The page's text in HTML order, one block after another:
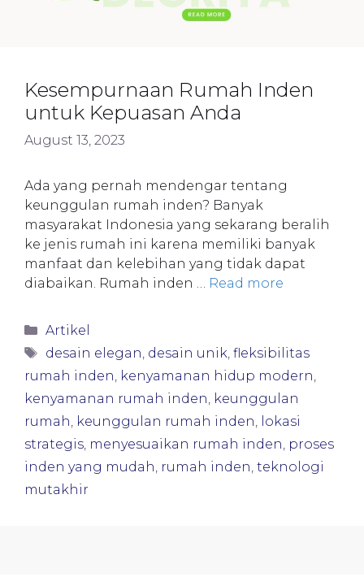
Kesempurnaan Rumah Inden
untuk Kepuasan Anda
August 13, 2023
Ada yang pernah mendengar tentang
keunggulan rumah inden? Banyak
masyarakat Indonesia yang sekarang beralih
ke jenis rumah ini karena memiliki banyak
manfaat dan kelebihan yang tidak dapat
diabaikan. Rumah inden …
Read more
Categories
Artikel
Tags
desain elegan desain unik fleksibilitas
rumah inden kenyamanan hidup modern
kenyamanan rumah inden keunggulan
rumah keunggulan rumah inden
lokasi
strategis menyesuaikan rumah inden proses
inden yang mudah rumah inden teknologi
mutakhir